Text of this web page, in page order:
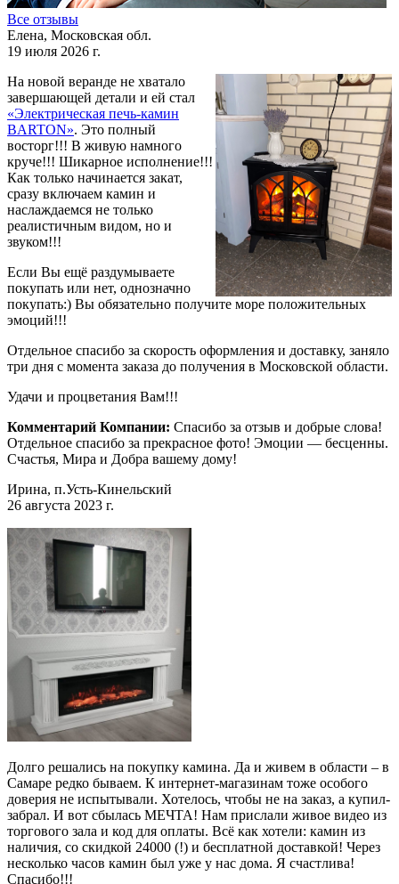
Все отзывы
Елена, Московская обл.
19 июля 2026 г.
На новой веранде не хватало
завершающей детали и ей стал
«Электрическая печь-камин
BARTON». Это полный
восторг!!! В живую намного
круче!!! Шикарное исполнение!!!
Как только начинается закат,
сразу включаем камин и
наслаждаемся не только
реалистичным видом, но и
звуком!!!
Если Вы ещё раздумываете
покупать или нет, однозначно
покупать:) Вы обязательно получите море положительных
эмоций!!!
Отдельное спасибо за скорость оформления и доставку, заняло
три дня с момента заказа до получения в Московской области.
Удачи и процветания Вам!!!
Комментарий Компании: Спасибо за отзыв и добрые слова!
Отдельное спасибо за прекрасное фото! Эмоции — бесценны.
Счастья, Мира и Добра вашему дому!
Ирина, п.Усть-Кинельский
26 августа 2023 г.
Долго решались на покупку камина. Да и живем в области – в
Самаре редко бываем. К интернет-магазинам тоже особого
доверия не испытывали. Хотелось, чтобы не на заказ, а купил-
забрал. И вот сбылась МЕЧТА! Нам прислали живое видео из
торгового зала и код для оплаты. Всё как хотели: камин из
наличия, со скидкой 24000 (!) и бесплатной доставкой! Через
несколько часов камин был уже у нас дома. Я счастлива!
Спасибо!!!